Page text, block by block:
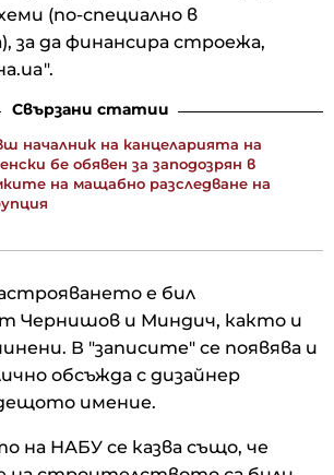
(по-специално в
за да финансира строежа,
Свързани статии
началник на канцеларията на
бе обявен за заподозрян в
на мащабно разследване на
е бил
Чернишов и Миндич, както и
В "записите" се появява и
обсъжда с дизайнер
имение.
на НАБУ се казва също, че